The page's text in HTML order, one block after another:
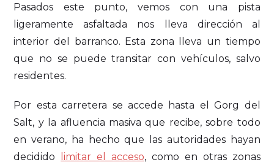
Pasados este punto, vemos con una pista
ligeramente asfaltada nos lleva dirección al
interior del barranco. Esta zona lleva un tiempo
que no se puede transitar con vehículos, salvo
residentes.
Por esta carretera se accede hasta el Gorg del
Salt, y la afluencia masiva que recibe, sobre todo
en verano, ha hecho que las autoridades hayan
decidido
limitar el acceso, como en otras zonas